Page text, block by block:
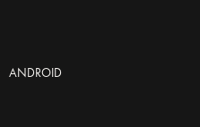
ANDROID